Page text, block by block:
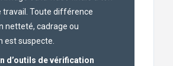
travail. Toute différence
netteté, cadrage ou
est suspecte.
d’outils de vérification